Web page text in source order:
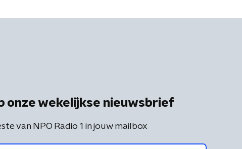
onze wekelijkse nieuwsbrief
van NPO Radio 1 in jouw mailbox